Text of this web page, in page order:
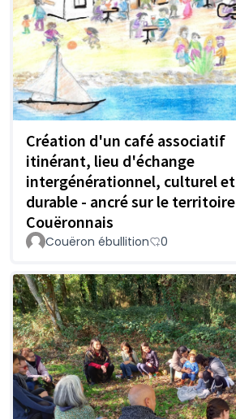
Création d'un café associatif
itinérant, lieu d'échange
intergénérationnel, culturel et
durable - ancré sur le territoire
Couëronnais
Couëron ébullition 0